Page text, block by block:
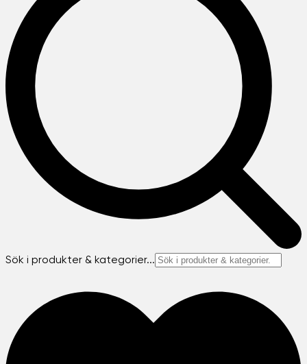
Sök i produkter & kategorier...